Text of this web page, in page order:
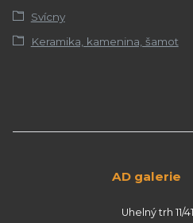
Svícny
Keramika, kamenina, šamot
AD galerie
Uhelný trh 11/